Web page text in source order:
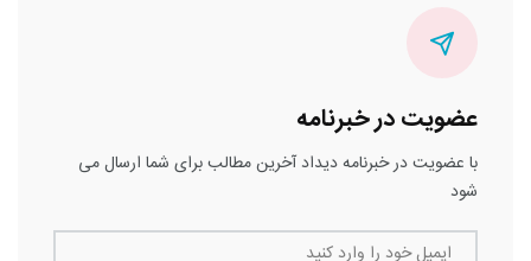
عضویت در خبرنامه
با عضویت در خبرنامه دیداد آخرین مطالب برای شما ارسال می
شود
ایمیل خود را وارد کنید